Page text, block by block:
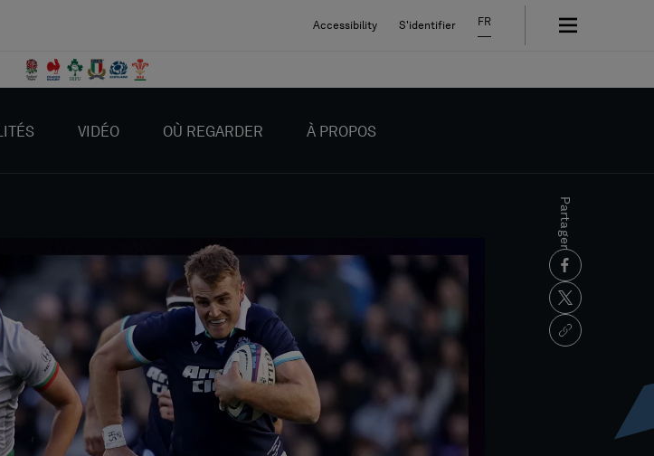
Accessibility S'identifier FR
VIDÉO OÙ REGARDER À PROPOS
Partager